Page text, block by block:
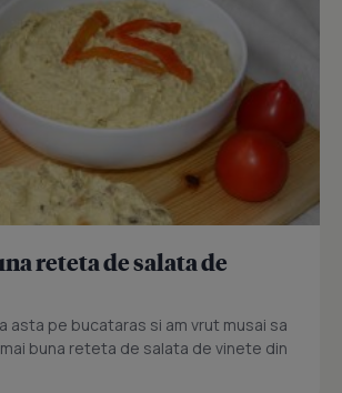
reteta de salata de
asta pe bucataras si am vrut musai sa
buna reteta de salata de vinete din